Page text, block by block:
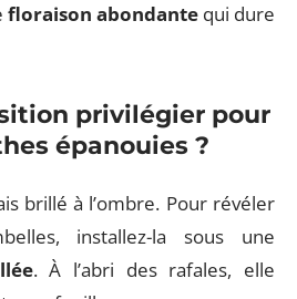
floraison abondante qui dure
privilégier pour
épanouies ?
brillé à l’ombre. Pour révéler
installez-la sous une
. À l’abri des rafales, elle